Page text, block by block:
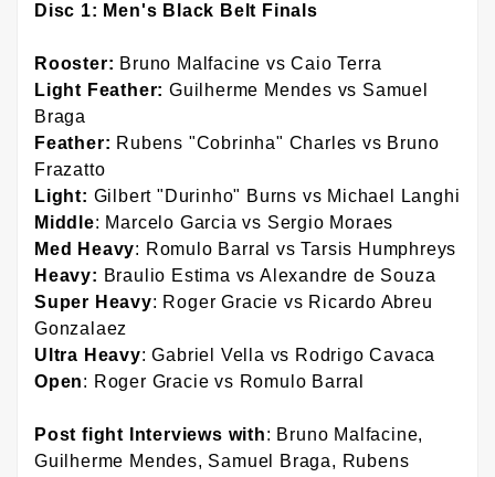
Disc 1: Men's Black Belt Finals
Rooster: Bruno Malfacine vs Caio Terra
Light Feather: Guilherme Mendes vs Samuel
Braga
Feather: Rubens "Cobrinha" Charles vs Bruno
Frazatto
Light: Gilbert "Durinho" Burns vs Michael Langhi
Middle: Marcelo Garcia vs Sergio Moraes
Med Heavy: Romulo Barral vs Tarsis Humphreys
Heavy: Braulio Estima vs Alexandre de Souza
Super Heavy: Roger Gracie vs Ricardo Abreu
Gonzalaez
Ultra Heavy: Gabriel Vella vs Rodrigo Cavaca
Open: Roger Gracie vs Romulo Barral
Post fight Interviews with: Bruno Malfacine,
Guilherme Mendes, Samuel Braga, Rubens